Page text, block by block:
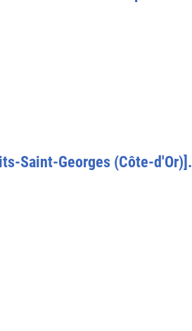
Saint-Georges (Côte-d'Or)].